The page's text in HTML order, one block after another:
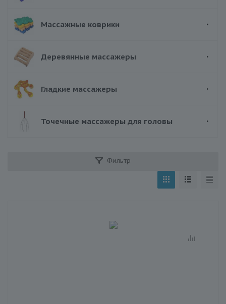
Массажные коврики
Деревянные массажеры
Гладкие массажеры
Точечные массажеры для головы
Фильтр